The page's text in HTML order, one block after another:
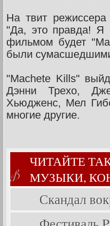
На твит режиссера
"Да, это правда!
фильмом будет
были
"Machete Kills"
Дэнни Трехо,
Хьюдженс, Мел
многие другие.
ЧИТАЙТЕ
МУЗЫКИ,
Скандал